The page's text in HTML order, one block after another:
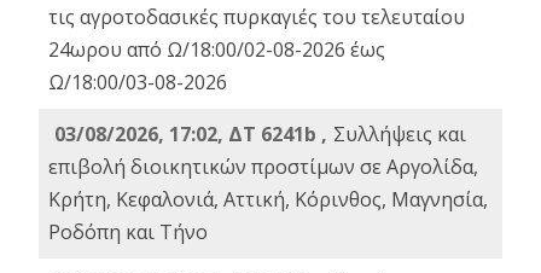
τις αγροτοδασικές πυρκαγιές του τελευταίου
24ωρου από Ω/18:00/02-08-2026 έως
Ω/18:00/03-08-2026
03/08/2026, 17:02, ΔΤ 6241b , Συλλήψεις και
επιβολή διοικητικών προστίμων σε Αργολίδα,
Κρήτη, Κεφαλονιά, Αττική, Κόρινθος, Μαγνησία,
Ροδόπη και Τήνο